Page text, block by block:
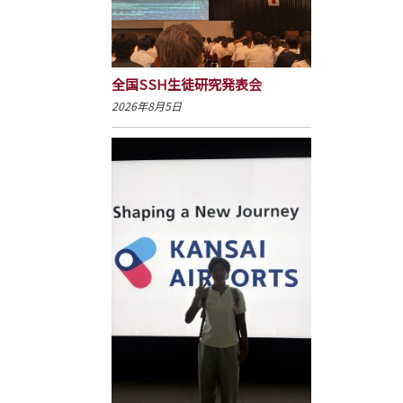
全国SSH生徒研究発表会
2026年8月5日